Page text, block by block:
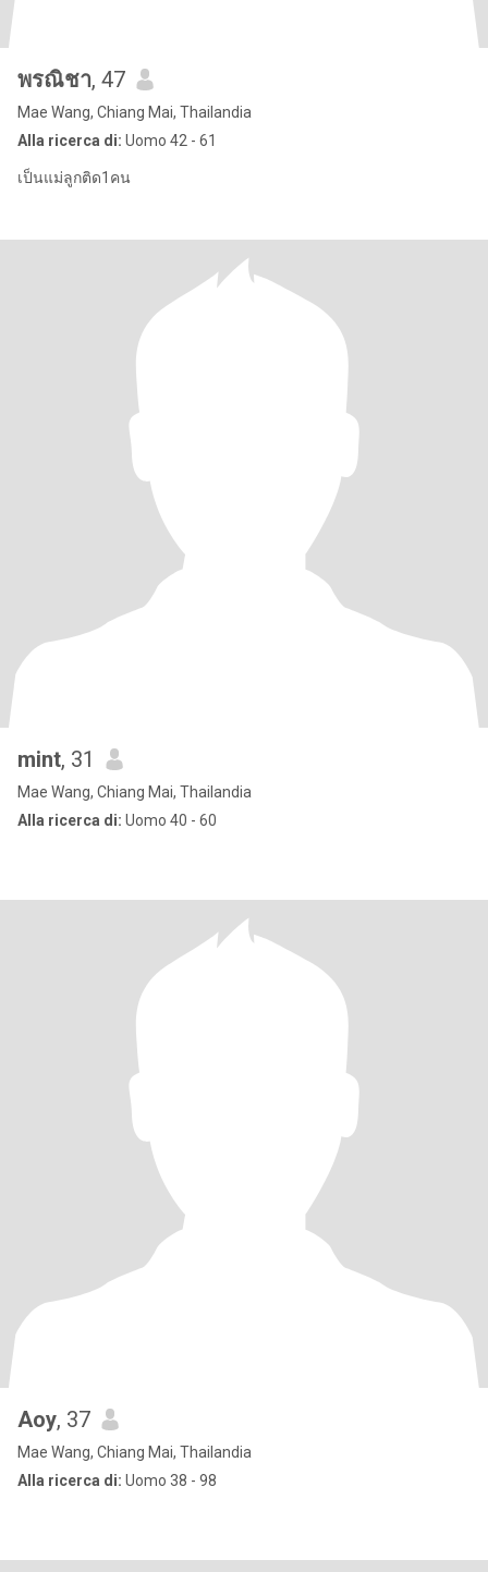
พรณิชา, 47
Mae Wang, Chiang Mai, Thailandia
Alla ricerca di: Uomo 42 - 61
เป็นแม่ลูกติด1คน
mint, 31
Mae Wang, Chiang Mai, Thailandia
Alla ricerca di: Uomo 40 - 60
Aoy, 37
Mae Wang, Chiang Mai, Thailandia
Alla ricerca di: Uomo 38 - 98